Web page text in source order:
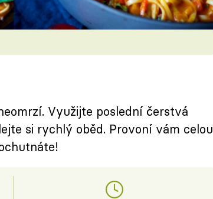
Využijte poslední čerstvá
si rychlý oběd. Provoní vám celou